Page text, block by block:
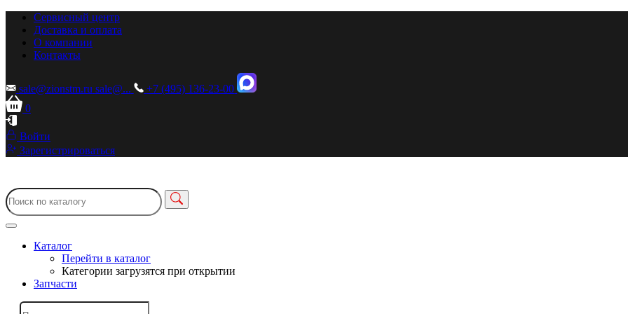
Сервисный центр
Доставка и оплата
О компании
Контакты
sale@zionstm.ru sale@...
+7 (495) 136-23-00
0
Войти
Зарегистрироваться
Каталог
Перейти в каталог
Категории загрузятся при открытии
Запчасти